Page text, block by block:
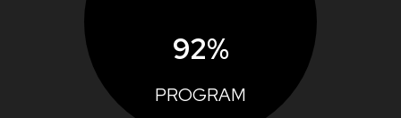
92%
PROGRAM